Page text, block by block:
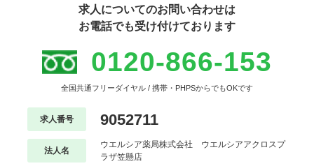
求人についてのお問い合わせは
お電話でも受け付けております
0120-866-153
全国共通フリーダイヤル / 携帯・PHPSからでもOKです
求人番号 9052711
法人名
ウエルシア薬局株式会社 ウエルシアアクロスプ
ラザ笠懸店